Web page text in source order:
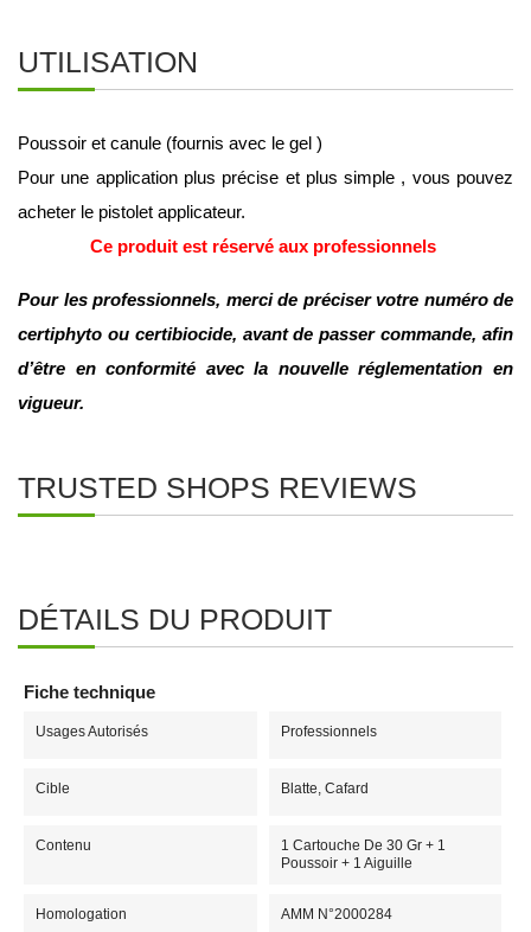
UTILISATION
Poussoir et canule (fournis avec le gel )
Pour une application plus précise et plus simple , vous pouvez
acheter le pistolet applicateur.
Ce produit est réservé aux professionnels
Pour les professionnels, merci de préciser votre numéro de
certiphyto ou certibiocide, avant de passer commande, afin
d’être en conformité avec la nouvelle réglementation en
vigueur.
TRUSTED SHOPS REVIEWS
DÉTAILS DU PRODUIT
Fiche technique
Usages Autorisés Professionnels
Cible Blatte, Cafard
Contenu
1 Cartouche De 30 Gr + 1
Poussoir + 1 Aiguille
Homologation AMM N°2000284